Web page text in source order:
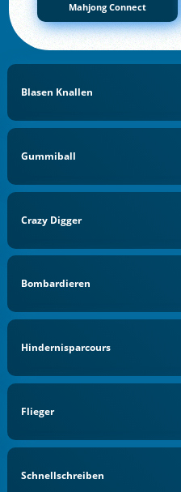
Mahjong Connect
Blasen Knallen
Gummiball
Crazy Digger
Bombardieren
Hindernisparcours
Flieger
Schnellschreiben